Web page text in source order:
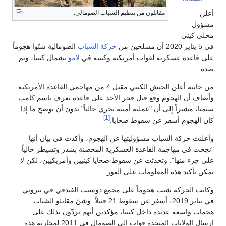
مقاتلون من تنظيم الشباب الصومالي.
أعلن
مسؤول
محلي كيني
في 5 يناير 2020 أن مسلحين من
حركة الشباب الصومالية شنّوا هجوماً
على قاعدة عسكرية لقوات أمريكية وكينية في لامو بشمال كينيا، وتم
صده.
من جانبه أعلن الجيش الكيني مقتل 4 من مهاجمي القاعدة الأمريكية.
وأضاف أن الهجوم وقع قبل فجر الأحد على قاعدة تعرف باسم كامپ
سيمبا، مشيراً إلى أن "عملية أمنية تجري حالياً" بدون أن يوضح ما إذا
كان الهجوم أسفر عن سقوط ضحايا. [1]
وأعلنت حركة الشباب مسؤوليتها عن الهجوم، وأكدت في بيان أنها
"نجحت في مهاجمة القاعدة العسكرية المحصنة بشدز وتسيطر حالياً
على جزء منها". وتحدثت عن سقوط ضحايا كينيين وأمريكيين، لكن لا
يمكن تأكيد هذه المعلومات على الفور.
وكانت الحركة شنت هجوماً على مجمع دوسيت الفندقي في نيروبي
في يناير 2019، أسفر عن سقوط 21 قتيلاً. وشنّ مقاتلو الشباب
هجمات واسعة عديدة داخل كينيا، مؤكدين أنهم يردّون بذلك على
إرسال الولايات المتحدة قوات إلى الصومال في 2011 لمحاربة هذه